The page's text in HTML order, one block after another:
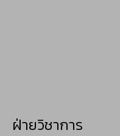
ฝ่ายวิชาการ